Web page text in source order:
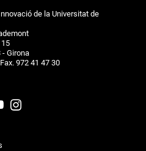
de la Universitat de
- Girona
972 41 47 30